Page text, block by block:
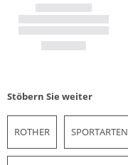
Stöbern Sie weiter
ROTHER SPORTARTEN